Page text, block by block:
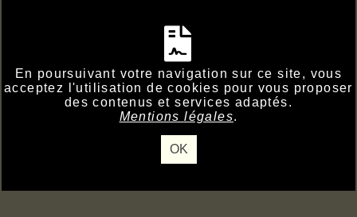
En poursuivant votre navigation sur ce site, vous
acceptez l'utilisation de cookies pour vous proposer
des contenus et services adaptés.
Mentions légales.
OK